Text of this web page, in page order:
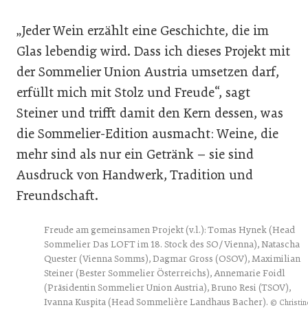
„Jeder Wein erzählt eine Geschichte, die im
Glas lebendig wird. Dass ich dieses Projekt mit
der Sommelier Union Austria umsetzen darf,
erfüllt mich mit Stolz und Freude“, sagt
Steiner und trifft damit den Kern dessen, was
die Sommelier-Edition ausmacht: Weine, die
mehr sind als nur ein Getränk – sie sind
Ausdruck von Handwerk, Tradition und
Freundschaft.
Freude am gemeinsamen Projekt (v.l.): Tomas Hynek (Head
Sommelier Das LOFT im 18. Stock des SO/ Vienna), Natascha
Quester (Vienna Somms), Dagmar Gross (OSOV), Maximilian
Steiner (Bester Sommelier Österreichs), Annemarie Foidl
(Präsidentin Sommelier Union Austria), Bruno Resi (TSOV),
Ivanna Kuspita (Head Sommelière Landhaus Bacher). ©